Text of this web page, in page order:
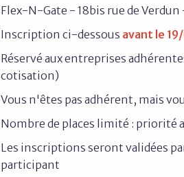
Flex-N-Gate - 18bis rue de
Inscription ci-dessous avant le
Réservé aux entreprises
cotisation)
Vous n'êtes pas adhérent, mais
Nombre de places limité : priorité
Les inscriptions seront validées
participant